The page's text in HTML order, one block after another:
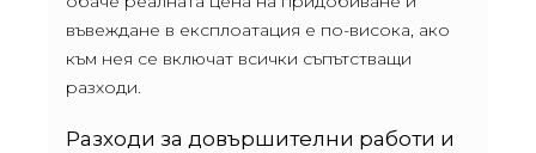
въвеждане в експлоатация е по-висока, ако
към нея се включат всички съпътстващи
разходи.
Разходи за довършителни работи и